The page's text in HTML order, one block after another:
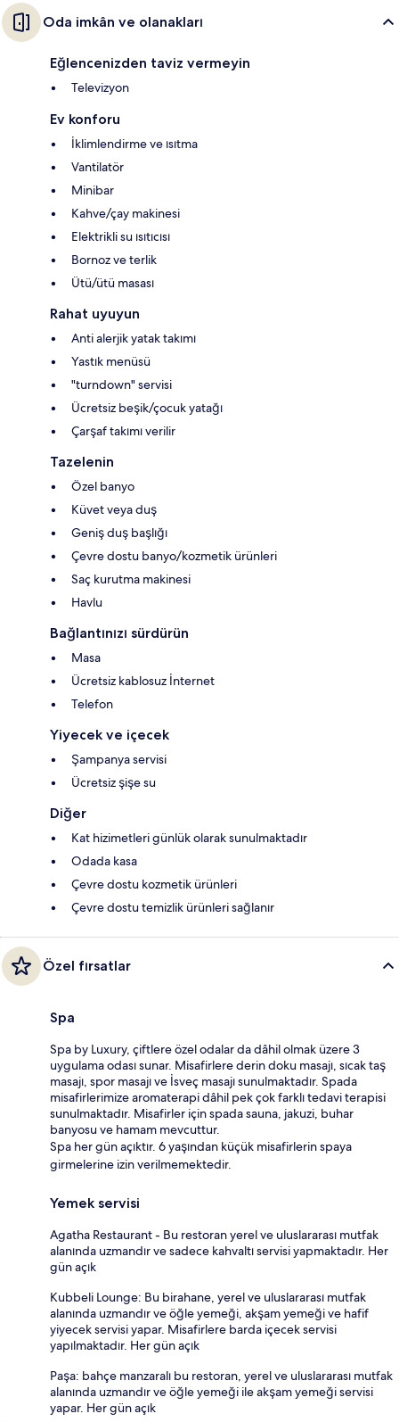
Oda imkân ve olanakları
Eğlencenizden taviz vermeyin
Televizyon
Ev konforu
İklimlendirme ve ısıtma
Vantilatör
Minibar
Kahve/çay makinesi
Elektrikli su ısıtıcısı
Bornoz ve terlik
Ütü/ütü masası
Rahat uyuyun
Anti alerjik yatak takımı
Yastık menüsü
"turndown" servisi
Ücretsiz beşik/çocuk yatağı
Çarşaf takımı verilir
Tazelenin
Özel banyo
Küvet veya duş
Geniş duş başlığı
Çevre dostu banyo/kozmetik ürünleri
Saç kurutma makinesi
Havlu
Bağlantınızı sürdürün
Masa
Ücretsiz kablosuz İnternet
Telefon
Yiyecek ve içecek
Şampanya servisi
Ücretsiz şişe su
Diğer
Kat hizimetleri günlük olarak sunulmaktadır
Odada kasa
Çevre dostu kozmetik ürünleri
Çevre dostu temizlik ürünleri sağlanır
Özel fırsatlar
Spa
Spa by Luxury, çiftlere özel odalar da dâhil olmak üzere 3
uygulama odası sunar. Misafirlere derin doku masajı, sıcak taş
masajı, spor masajı ve İsveç masajı sunulmaktadır. Spada
misafirlerimize aromaterapi dâhil pek çok farklı tedavi terapisi
sunulmaktadır. Misafirler için spada sauna, jakuzi, buhar
banyosu ve hamam mevcuttur.
Spa her gün açıktır. 6 yaşından küçük misafirlerin spaya
girmelerine izin verilmemektedir.
Yemek servisi
Agatha Restaurant - Bu restoran yerel ve uluslararası mutfak
alanında uzmandır ve sadece kahvaltı servisi yapmaktadır. Her
gün açık
Kubbeli Lounge: Bu birahane, yerel ve uluslararası mutfak
alanında uzmandır ve öğle yemeği, akşam yemeği ve hafif
yiyecek servisi yapar. Misafirlere barda içecek servisi
yapılmaktadır. Her gün açık
Paşa: bahçe manzaralı bu restoran, yerel ve uluslararası mutfak
alanında uzmandır ve öğle yemeği ile akşam yemeği servisi
yapar. Her gün açık